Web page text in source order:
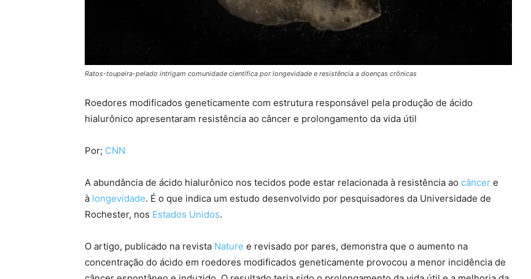
Ratos-toupeira-pelado intrigam comunidade científica por longevidade e resistência a doenças crônicas
Roedores modificados geneticamente com estrutura responsável pela produção de ácido
hialurônico apresentaram resistência ao câncer e prolongamento da vida útil
Por; CNN
A abundância de ácido hialurônico nos tecidos pode estar relacionada à resistência ao câncer e
à longevidade. É o que indica um estudo desenvolvido por pesquisadores da Universidade de
Rochester, nos Estados Unidos.
O artigo, publicado na revista Nature e revisado por pares, demonstra que o aumento na
concentração do ácido em roedores modificados geneticamente provocou a menor incidência de